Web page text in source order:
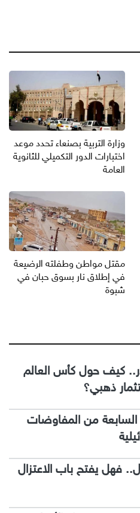
وزارة التربية بصنعاء تحدد موعد
اختبارات الدور التكميلي للثانوية
العامة
مقتل مواطن وطفلته الرضيعة
في إطلاق نار بسوق حبان في
شبوة
كيف حول كأس العالم
ذهبي؟
السابعة من المفاوضات
فهل يفتح باب الاعتزال